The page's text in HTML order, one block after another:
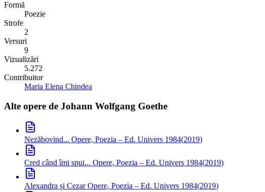
Formă
Poezie
Strofe
2
Versuri
9
Vizualizări
5.272
Contribuitor
Maria Elena Chindea
Alte opere de Johann Wolfgang Goethe
Nezăbovind... Opere, Poezia – Ed. Univers 1984(2019)
Cred când îmi spui... Opere, Poezia – Ed. Univers 1984(2019)
Alexandra și CezarOpere, Poezia – Ed. Univers 1984(2019)